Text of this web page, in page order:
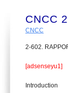
CNCC
CNCC
2-602.
[adsenseyu1]
Introduction